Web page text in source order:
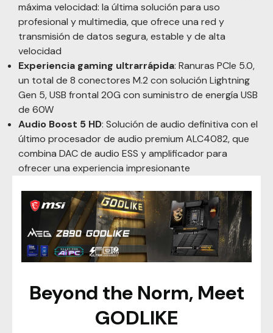
máxima velocidad: la última solución para uso
profesional y multimedia, que ofrece una red y
transmisión de datos segura, estable y de alta
velocidad
Experiencia gaming ultrarrápida: Ranuras PCIe 5.0,
un total de 8 conectores M.2 con solución Lightning
Gen 5, USB frontal 20G con suministro de energía USB
de 60W
Audio Boost 5 HD: Solución de audio definitiva con el
último procesador de audio premium ALC4082, que
combina DAC de audio ESS y amplificador para
ofrecer una experiencia impresionante
Beyond the Norm, Meet
GODLIKE